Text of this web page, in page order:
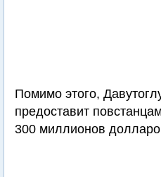
Помимо этого,
предоставит
300 миллионов